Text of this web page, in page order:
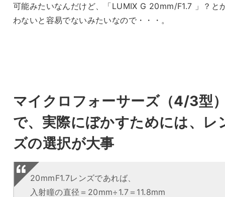
可能みたいなんだけど、「LUMIX G 20mm/F1.7 」？と
わないと容易でないみたいなので・・・。
マイクロフォーサーズ（4/3型
で、実際にぼかすためには、レ
ズの選択が大事
20mmF1.7レンズであれば、
入射瞳の直径＝20mm÷1.7＝11.8mm